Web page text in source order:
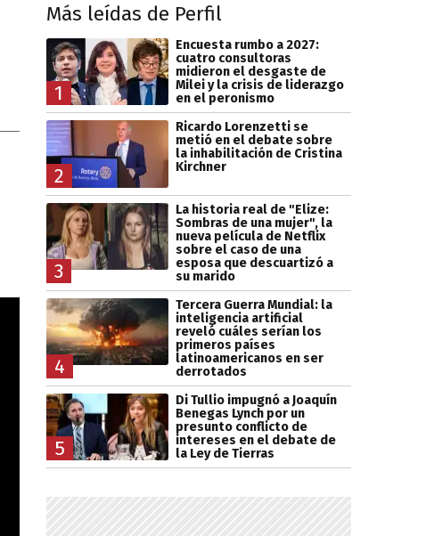
Más leídas de Perfil
1
Encuesta rumbo a 2027:
cuatro consultoras
midieron el desgaste de
Milei y la crisis de liderazgo
en el peronismo
2
Ricardo Lorenzetti se
metió en el debate sobre
la inhabilitación de Cristina
Kirchner
3
La historia real de "Elize:
Sombras de una mujer", la
nueva película de Netflix
sobre el caso de una
esposa que descuartizó a
su marido
4
Tercera Guerra Mundial: la
inteligencia artificial
reveló cuáles serían los
primeros países
latinoamericanos en ser
derrotados
5
Di Tullio impugnó a Joaquín
Benegas Lynch por un
presunto conflicto de
intereses en el debate de
la Ley de Tierras